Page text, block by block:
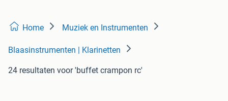
Home Muziek en Instrumenten
Blaasinstrumenten | Klarinetten
24 resultaten voor 'buffet crampon rc'